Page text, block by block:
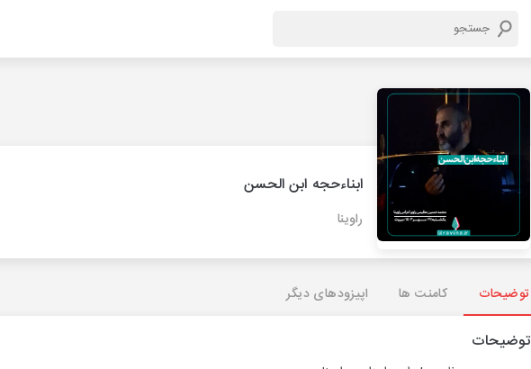
ابناءحجه ابن الحسن
راوینا
توضیحات کامنت ها اپیزودهای دیگر
توضیحات